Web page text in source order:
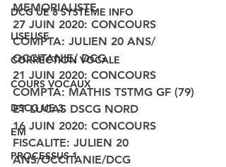
DCG UE 8 SYSTÈME INFO
LISEUSE
CORRECTION VOCALE
COURS VOCAUX
DSCG UE 3
EM
PROCESSUS 1
MEMORIALISTE
27 JUIN 2020: CONCOURS
COMPTA: JULIEN 20 ANS/
OCCITANIE/ DCG
21 JUIN 2020: CONCOURS
COMPTA: MATHIS TSTMG GF (79)
ET LUCAS DSCG NORD
16 JUIN 2020: CONCOURS
FISCALITE: JULIEN 20
ANS/OCCITANIE/DCG